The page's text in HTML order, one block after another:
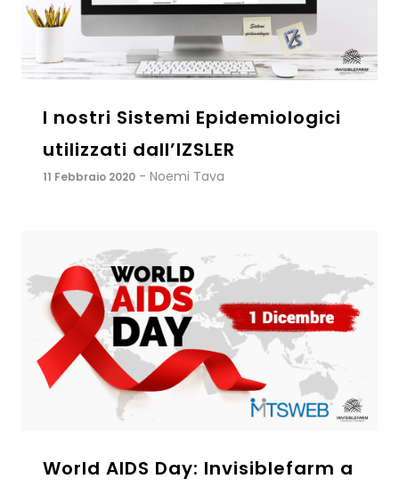
I nostri Sistemi Epidemiologici
utilizzati dall’IZSLER
11 Febbraio 2020 - Noemi Tava
World AIDS Day: Invisiblefarm a